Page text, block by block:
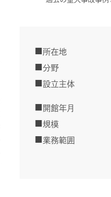
所在地
分野
設立主体
開館年月
規模
業務範囲